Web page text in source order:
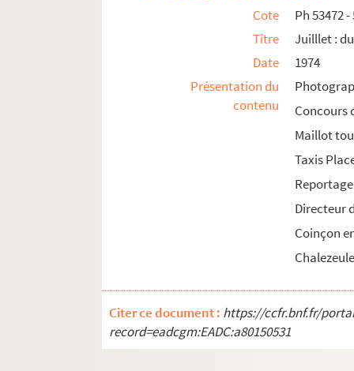
Cote
Ph 53472 -
Titre
Juilllet :
Date
1974
Présentation du
contenu
Concours
Maillot
Taxis
Directeur
Coinçon
Citer ce document : https://ccfr.bnf.fr/
record=eadcgm:EADC:a80150531